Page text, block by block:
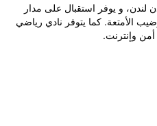
لندن، و يوفر استقبال على مدار
الأمتعة. كما يتوفر نادي رياضي
وإنترنت.